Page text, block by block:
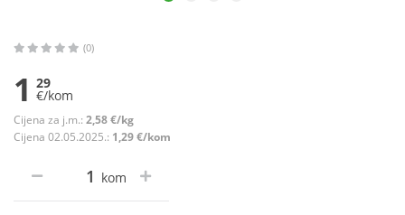
(0)
1 29
€/kom
Cijena za j.m.: 2,58 €/kg
Cijena 02.05.2025.: 1,29 €/kom
kom